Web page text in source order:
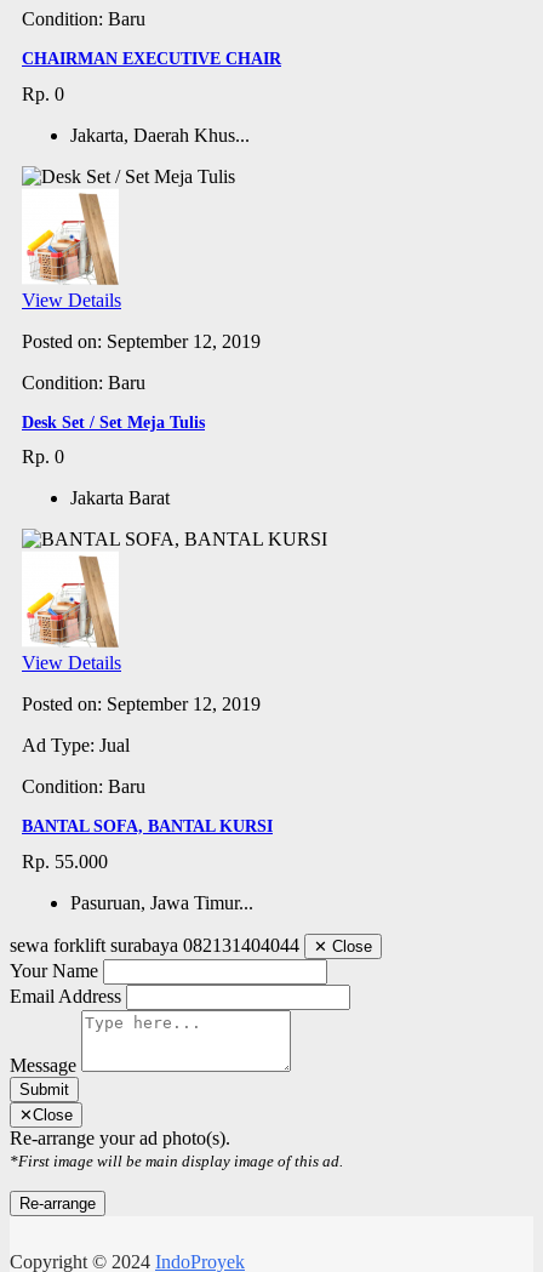
Condition: Baru
CHAIRMAN EXECUTIVE CHAIR
Rp. 0
Jakarta, Daerah Khus...
View Details
Posted on: September 12, 2019
Condition: Baru
Desk Set / Set Meja Tulis
Rp. 0
Jakarta Barat
View Details
Posted on: September 12, 2019
Ad Type: Jual
Condition: Baru
BANTAL SOFA, BANTAL KURSI
Rp. 55.000
Pasuruan, Jawa Timur...
sewa forklift surabaya 082131404044 ✕ Close
Your Name
Email Address
Message
Submit
✕Close
Re-arrange your ad photo(s).
*First image will be main display image of this ad.
Copyright © 2024 IndoProyek